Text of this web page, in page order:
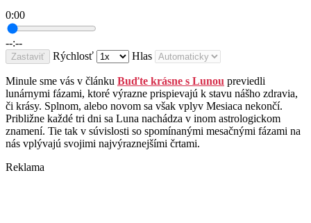
0:00
--:--
Zastaviť Rýchlosť Hlas
Minule sme vás v článku Buďte krásne s Lunou previedli
lunárnymi fázami, ktoré výrazne prispievajú k stavu nášho zdravia,
či krásy. Splnom, alebo novom sa však vplyv Mesiaca nekončí.
Približne každé tri dni sa Luna nachádza v inom astrologickom
znamení. Tie tak v súvislosti so spomínanými mesačnými fázami na
nás vplývajú svojimi najvýraznejšími črtami.
Reklama